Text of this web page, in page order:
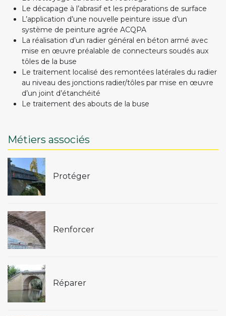
Le décapage à l’abrasif et les préparations de surface
L’application d’une nouvelle peinture issue d’un
système de peinture agrée ACQPA
La réalisation d’un radier général en béton armé avec
mise en œuvre préalable de connecteurs soudés aux
tôles de la buse
Le traitement localisé des remontées latérales du radier
au niveau des jonctions radier/tôles par mise en œuvre
d’un joint d’étanchéité
Le traitement des abouts de la buse
Métiers associés
Protéger
Renforcer
Réparer